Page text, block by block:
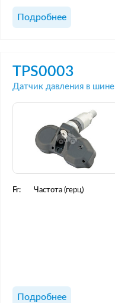
Подробнее
TPS0003
Датчик давления в шине
Fr: Частота (герц)
Подробнее